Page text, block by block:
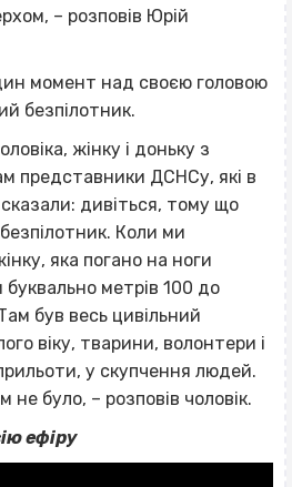
– розповів Юрій
момент над своєю головою
безпілотник.
жінку і доньку з
представники ДСНСу, які в
дивіться, тому що
Коли ми
яка погано на ноги
метрів 100 до
був весь цивільний
віку, тварини, волонтери і
у скупчення людей.
не було, – розповів чоловік.
ефіру